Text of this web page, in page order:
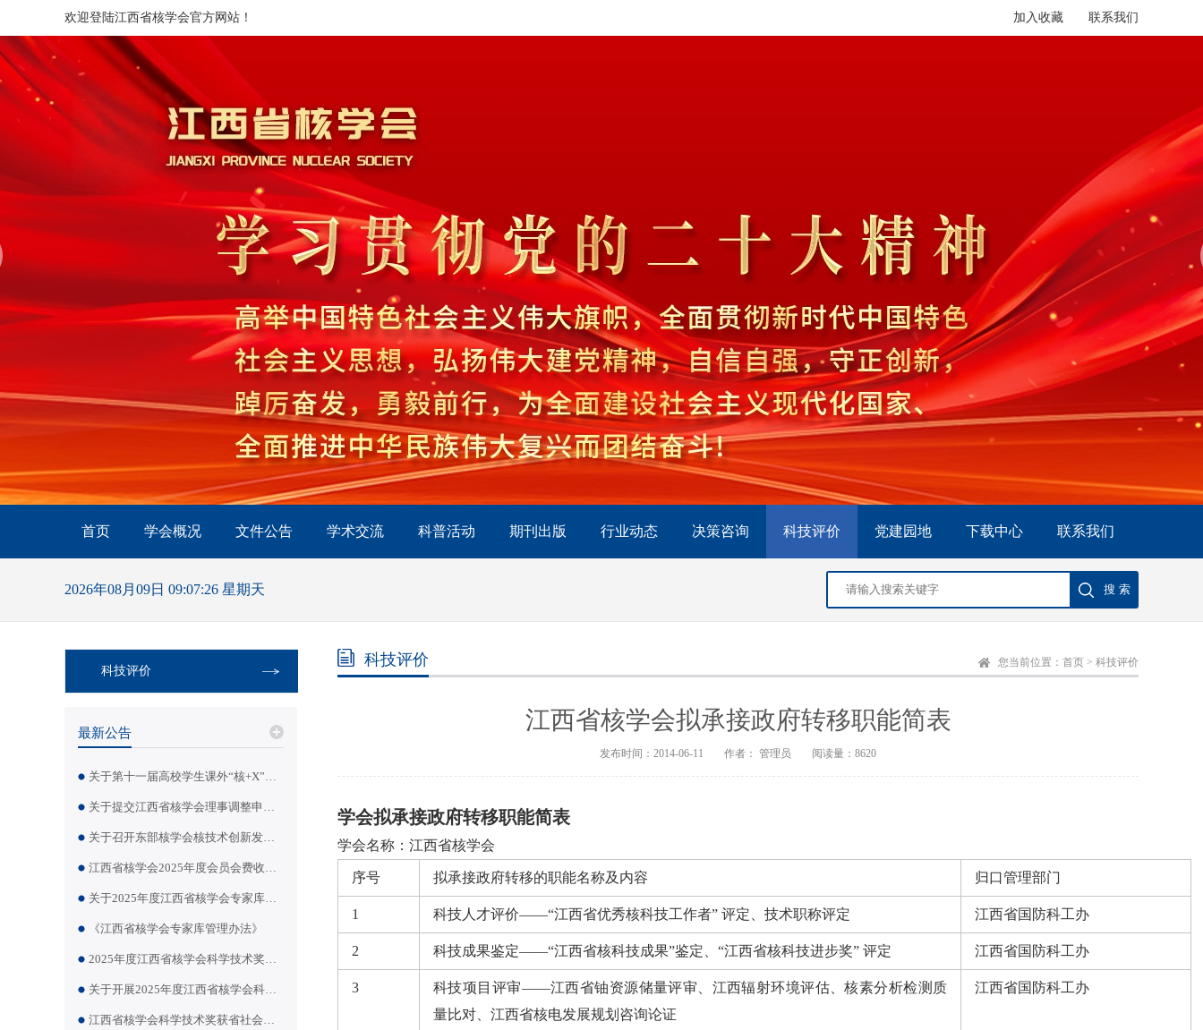
欢迎登陆江西省核学会官方网站！ 加入收藏 联系我们
首页 学会概况 文件公告 学术交流 科普活动 期刊出版 行业动态 决策咨询 科技评价 党建园地 下载中心 联系我们
2026年08月09日 09:07:27 星期天
科技评价
最新公告
关于第十一届高校学生课外“核+X”创意大赛拟获奖作品名单的公示
关于提交江西省核学会理事调整申请的通知
关于召开东部核学会核技术创新发展大会暨华东辐射专业第二十届年会的通知（第一轮）
江西省核学会2025年度会员会费收取公示
关于2025年度江西省核学会专家库首批专家推选结果的公示
《江西省核学会专家库管理办法》
2025年度江西省核学会科学技术奖评审结果公示
关于开展2025年度江西省核学会科学技术奖评选活动的通知
江西省核学会科学技术奖获省社会科技奖备案
科技评价 您当前位置： 首页 > 科技评价
江西省核学会拟承接政府转移职能简表
发布时间：2014-06-11 作者： 管理员 阅读量：8620
学会拟承接政府转移职能简表
学会名称：江西省核学会
序号 拟承接政府转移的职能名称及内容 归口管理部门
1 科技人才评价——“江西省优秀核科技工作者” 评定、技术职称评定 江西省国防科工办
2 科技成果鉴定——“江西省核科技成果”鉴定、“江西省核科技进步奖” 评定 江西省国防科工办
3
科技项目评审——江西省铀资源储量评审、江西辐射环境评估、核素分析检测质
量比对、江西省核电发展规划咨询论证
江西省国防科工办